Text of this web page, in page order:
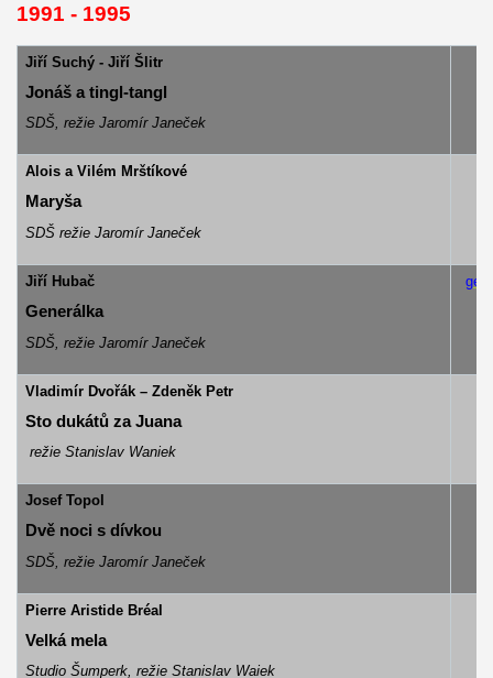
1991 - 1995
Jiří Suchý - Jiří Šlitr
Jonáš a tingl-tangl
SDŠ, režie Jaromír Janeček
Alois a Vilém Mrštíkové
Maryša
SDŠ režie Jaromír Janeček
Jiří Hubač
Generálka
SDŠ, režie Jaromír Janeček
Vladimír Dvořák – Zdeněk Petr
Sto dukátů za Juana
režie Stanislav Waniek
Josef Topol
Dvě noci s dívkou
SDŠ, režie Jaromír Janeček
Pierre Aristide Bréal
Velká mela
Studio Šumperk, režie Stanislav Waiek